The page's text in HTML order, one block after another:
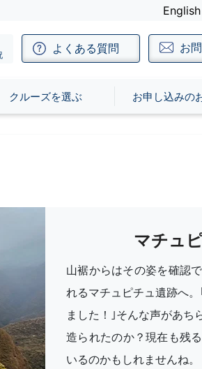
English
よくある質問 お
クルーズを選ぶ お申し込みの
マチュ
山裾からはその姿を確認
れるマチュピチュ遺跡へ
ました！｣そんな声があち
造られたのか？現在も残
いるのかもしれませんね。